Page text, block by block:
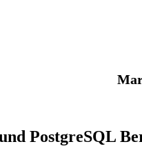
PostgreSQL